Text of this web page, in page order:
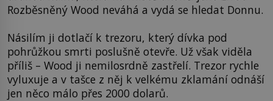
Rozběsněný Wood neváhá a vydá se hledat Donnu.
Násilím ji dotlačí k trezoru, který dívka pod
pohrůžkou smrti poslušně otevře. Už však viděla
příliš – Wood ji nemilosrdně zastřelí. Trezor rychle
vyluxuje a v tašce z něj k velkému zklamání odnáší
jen něco málo přes 2000 dolarů.